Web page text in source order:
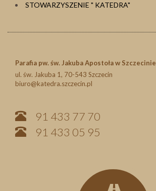
STOWARZYSZENIE " KATEDRA"
Parafia pw. św. Jakuba Apostoła w Szczecinie
ul. św. Jakuba 1, 70-543 Szczecin
biuro@katedra.szczecin.pl
91 433 77 70
91 433 05 95